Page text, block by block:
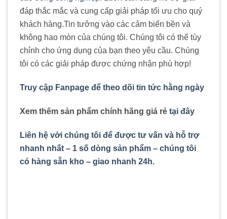
đáp thắc mắc và cung cấp giải pháp tối ưu cho quý
khách hàng.Tin tưởng vào các cảm biến bền và
không hao mòn của chúng tôi. Chúng tôi có thể tùy
chỉnh cho ứng dụng của bạn theo yêu cầu. Chúng
tôi có các giải pháp được chứng nhận phù hợp!
Truy cập Fanpage để theo dõi tin tức hằng ngày
Xem thêm sản phẩm chính hãng giá rẻ tại đây
Liên hệ với chúng tôi để được tư vấn và hỗ trợ
nhanh nhất – 1 số dòng sản phẩm – chúng tôi
có hàng sẵn kho – giao nhanh 24h.